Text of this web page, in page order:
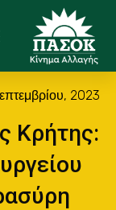
2023
Κρήτης: